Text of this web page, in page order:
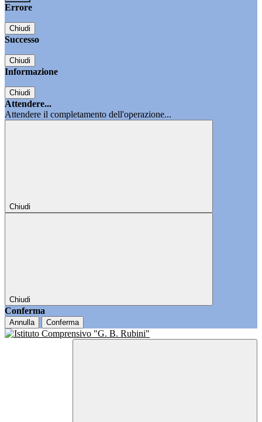
Errore
Chiudi
Successo
Chiudi
Informazione
Chiudi
Attendere...
Attendere il completamento dell'operazione...
Chiudi
Chiudi
Conferma
Annulla Conferma